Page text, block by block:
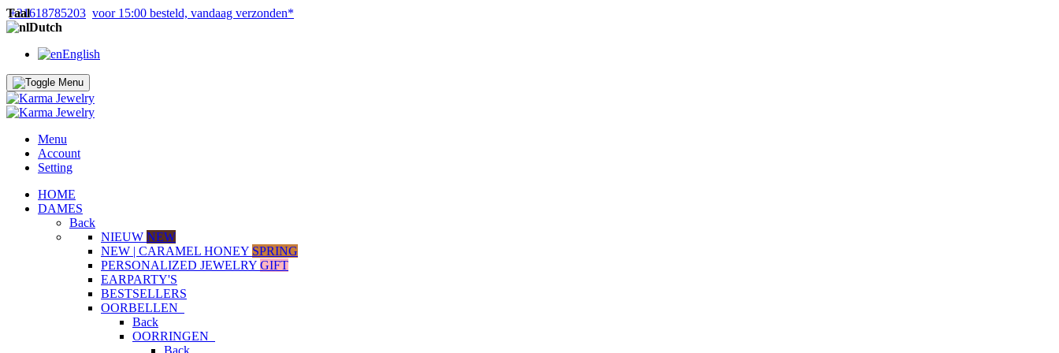
+31618785203 voor 15:00 besteld, vandaag verzonden*
Taal
Dutch
English
Menu
Account
Setting
HOME
DAMES
Back
NIEUW NEW
NEW | CARAMEL HONEY SPRING
PERSONALIZED JEWELRY GIFT
EARPARTY'S
BESTSELLERS
OORBELLEN
Back
OORRINGEN
Back